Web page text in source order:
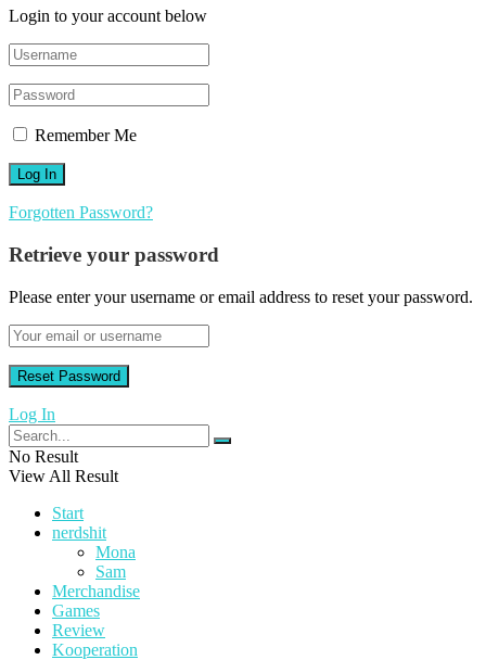
Login to your account below
Remember Me
Forgotten Password?
Retrieve your password
Please enter your username or email address to reset your password.
Log In
No Result
View All Result
Start
nerdshit
Mona
Sam
Merchandise
Games
Review
Kooperation